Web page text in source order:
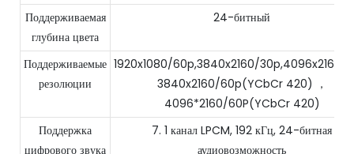
Поддерживаемая
глубина цвета
24-битный
Поддерживаемые
резолюции
1920x1080/60p,3840x2160/30p,4096x2160/
3840x2160/60p(YCbCr 420) ，
4096*2160/60P(YCbCr 420)
Поддержка
цифрового звука
7. 1 канал LPCM, 192 кГц, 24-битная
аудиовозможность